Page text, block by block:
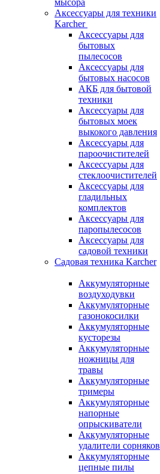
мысора
Аксессуары для техники
Karcher
Аксессуары для
бытовых
пылесосов
Аксессуары для
бытовых насосов
АКБ для бытовой
техники
Аксессуары для
бытовых моек
выкокого давления
Аксессуары для
пароочистителей
Аксессуары для
стеклоочистителей
Аксессуары для
гладильных
комплектов
Аксессуары для
паропылесосов
Аксессуары для
садовой техники
Садовая техника Karcher
Аккумуляторные
воздуходувки
Аккумуляторные
газонокосилки
Аккумуляторные
кусторезы
Аккумуляторные
ножницы для
травы
Аккумуляторные
тримеры
Аккумуляторные
напорные
опрыскиватели
Аккумуляторные
удалители сорняков
Аккумуляторные
цепные пилы